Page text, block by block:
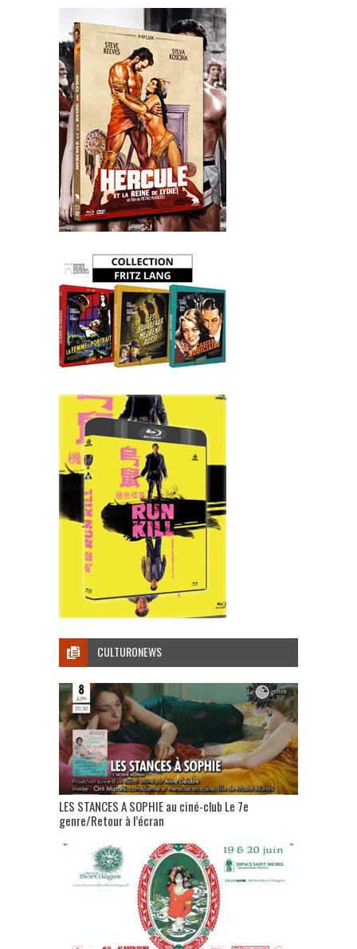
CULTURONEWS
LES STANCES A SOPHIE au ciné-club Le 7e
genre/Retour à l’écran